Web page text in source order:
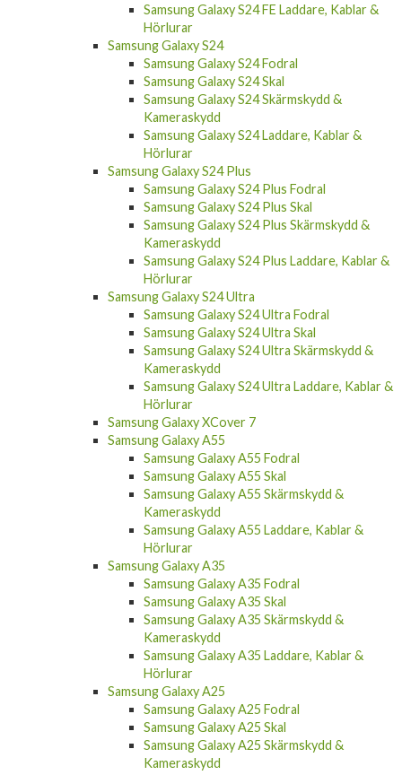
Hörlurar
Samsung Galaxy S24
Samsung Galaxy S24 Fodral
Samsung Galaxy S24 Skal
Samsung Galaxy S24 Skärmskydd &
Kameraskydd
Samsung Galaxy S24 Laddare, Kablar &
Hörlurar
Samsung Galaxy S24 Plus
Samsung Galaxy S24 Plus Fodral
Samsung Galaxy S24 Plus Skal
Samsung Galaxy S24 Plus Skärmskydd &
Kameraskydd
Samsung Galaxy S24 Plus Laddare, Kablar &
Hörlurar
Samsung Galaxy S24 Ultra
Samsung Galaxy S24 Ultra Fodral
Samsung Galaxy S24 Ultra Skal
Samsung Galaxy S24 Ultra Skärmskydd &
Kameraskydd
Samsung Galaxy S24 Ultra Laddare, Kablar &
Hörlurar
Samsung Galaxy XCover 7
Samsung Galaxy A55
Samsung Galaxy A55 Fodral
Samsung Galaxy A55 Skal
Samsung Galaxy A55 Skärmskydd &
Kameraskydd
Samsung Galaxy A55 Laddare, Kablar &
Hörlurar
Samsung Galaxy A35
Samsung Galaxy A35 Fodral
Samsung Galaxy A35 Skal
Samsung Galaxy A35 Skärmskydd &
Kameraskydd
Samsung Galaxy A35 Laddare, Kablar &
Hörlurar
Samsung Galaxy A25
Samsung Galaxy A25 Fodral
Samsung Galaxy A25 Skal
Samsung Galaxy A25 Skärmskydd &
Kameraskydd
Samsung Galaxy A25 Laddare, Kablar &